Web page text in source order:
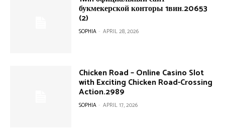
букмекерской конторы 1вин.20653
(2)
SOPHIA - APRIL 28, 2026
Chicken Road – Online Casino Slot
with Exciting Chicken Road-Crossing
Action.2989
SOPHIA - APRIL 17, 2026